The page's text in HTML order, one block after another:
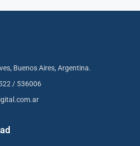
Buenos Aires, Argentina.
/ 536006